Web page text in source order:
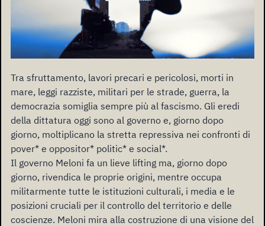
Tra sfruttamento, lavori precari e pericolosi, morti in
mare, leggi razziste, militari per le strade, guerra, la
democrazia somiglia sempre più al fascismo. Gli eredi
della dittatura oggi sono al governo e, giorno dopo
giorno, moltiplicano la stretta repressiva nei confronti di
pover* e oppositor* politic* e social*.
Il governo Meloni fa un lieve lifting ma, giorno dopo
giorno, rivendica le proprie origini, mentre occupa
militarmente tutte le istituzioni culturali, i media e le
posizioni cruciali per il controllo del territorio e delle
coscienze. Meloni mira alla costruzione di una visione del